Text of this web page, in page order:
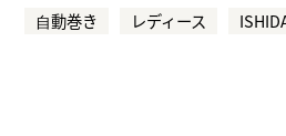
⾃動巻き レディース